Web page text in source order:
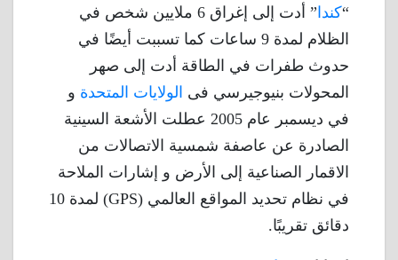
“كندا
” أدت إلى إغراق 6 ملايين شخص في
الظلام لمدة 9 ساعات كما تسببت أيضًا في
حدوث طفرات في الطاقة أدت إلى صهر
المحولات بنيوجيرسي فى الولايات المتحدة و
في ديسمبر عام 2005 عطلت الأشعة السينية
الصادرة عن عاصفة شمسية الاتصالات من
الاقمار الصناعية إلى الأرض و إشارات الملاحة
في نظام تحديد المواقع العالمي (GPS) لمدة 10
دقائق تقريبًا.